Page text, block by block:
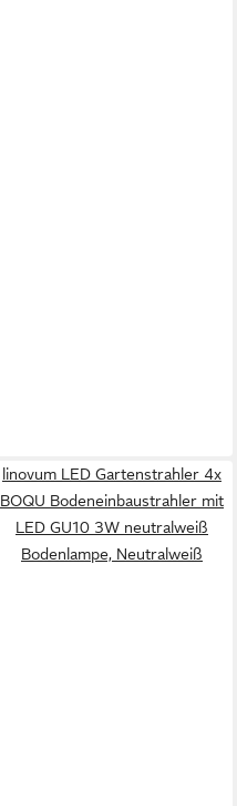
linovum LED Gartenstrahler 4x
BOQU Bodeneinbaustrahler mit
LED GU10 3W neutralweiß
Bodenlampe, Neutralweiß